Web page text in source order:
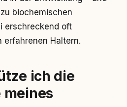
biochemischen
erschreckend oft
erfahrenen Haltern.
ich die
meines